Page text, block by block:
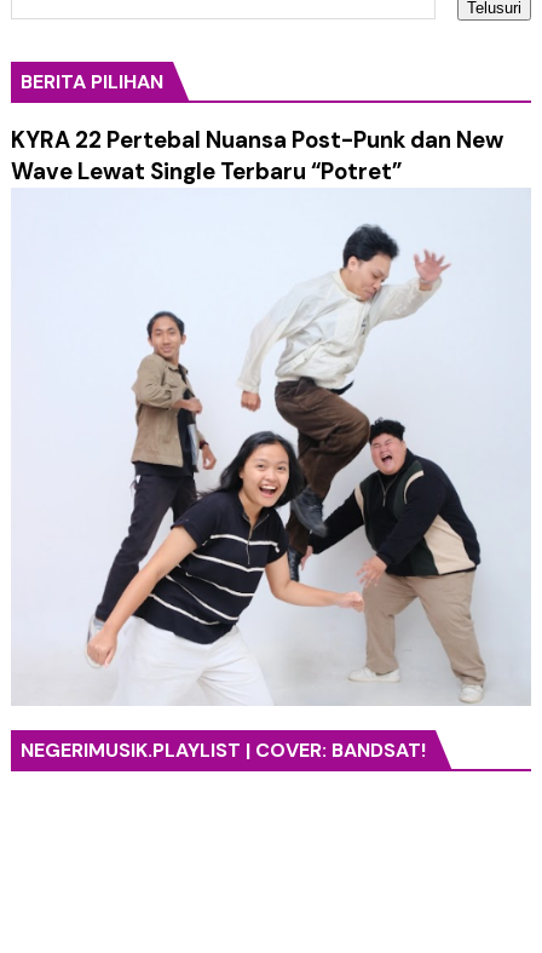
BERITA PILIHAN
KYRA 22 Pertebal Nuansa Post-Punk dan New
Wave Lewat Single Terbaru “Potret”
NEGERIMUSIK.PLAYLIST | COVER: BANDSAT!